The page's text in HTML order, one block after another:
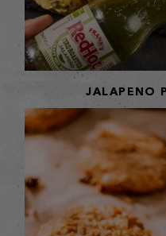
JALAPENO